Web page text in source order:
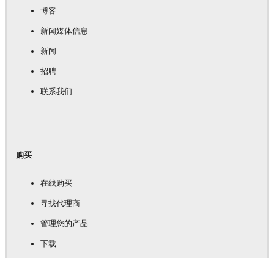
博客
新闻媒体信息
新闻
招聘
联系我们
购买
在线购买
寻找代理商
管理您的产品
下载